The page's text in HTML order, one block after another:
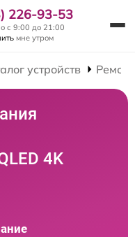
226-93-53
с 9:00 до 21:00
мне утром
устройств
4K